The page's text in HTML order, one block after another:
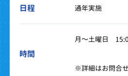
日程 通年実施
時間
月～土曜日
※詳細はお問合